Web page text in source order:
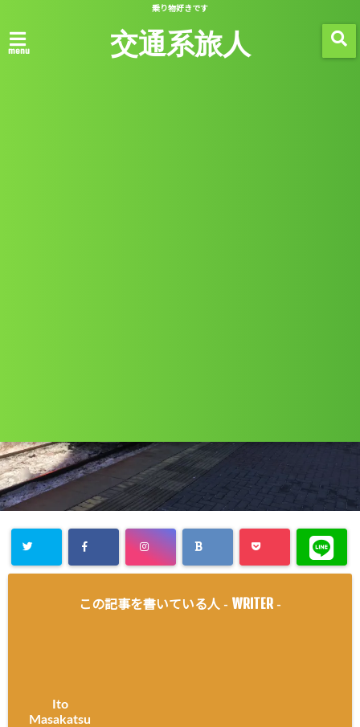
乗り物好きです
menu 交通系旅人
この記事を書いている人 - WRITER -
Ito
Masakatsu